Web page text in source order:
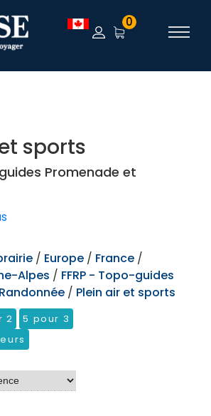
0
sports
Promenade et
/ Europe / France /
Alpes / FFRP - Topo-guides
/ Plein air et sports
2
5 pour 3